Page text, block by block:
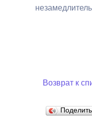
Возврат к